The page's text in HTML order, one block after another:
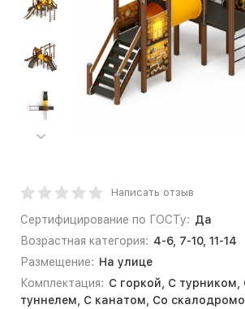
Написать отзыв
Сертифицирование по ГОСТу: Да
Возрастная категория: 4-6, 7-10, 11-14
Размещение: На улице
Комплектация: С горкой, С
туннелем, С канатом, Со